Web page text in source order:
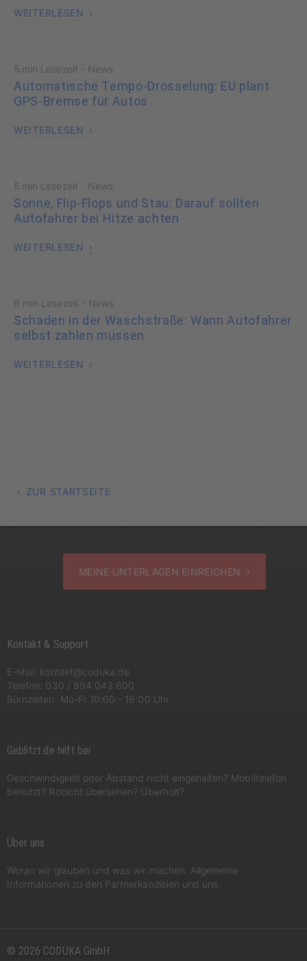
WEITERLESEN
5 min Lesezeit · News
Automatische Tempo-Drosselung: EU plant
GPS-Bremse für Autos
WEITERLESEN
5 min Lesezeit · News
Sonne, Flip-Flops und Stau: Darauf sollten
Autofahrer bei Hitze achten
WEITERLESEN
6 min Lesezeit · News
Schaden in der Waschstraße: Wann Autofahrer
selbst zahlen müssen
WEITERLESEN
ZUR STARTSEITE
MEINE UNTERLAGEN EINREICHEN ›
Kontakt & Support
E-Mail: kontakt@coduka.de
Telefon: 030 / 994 043 600
Bürozeiten: Mo-Fr 10:00 - 16:00 Uhr
Geblitzt.de hilft bei
Geschwindigkeit oder Abstand nicht eingehalten? Mobiltelefon
benutzt? Rotlicht übersehen? Überholt?
Über uns
Woran wir glauben und was wir machen. Allgemeine
Informationen zu den Partnerkanzleien und uns.
© 2026 CODUKA GmbH